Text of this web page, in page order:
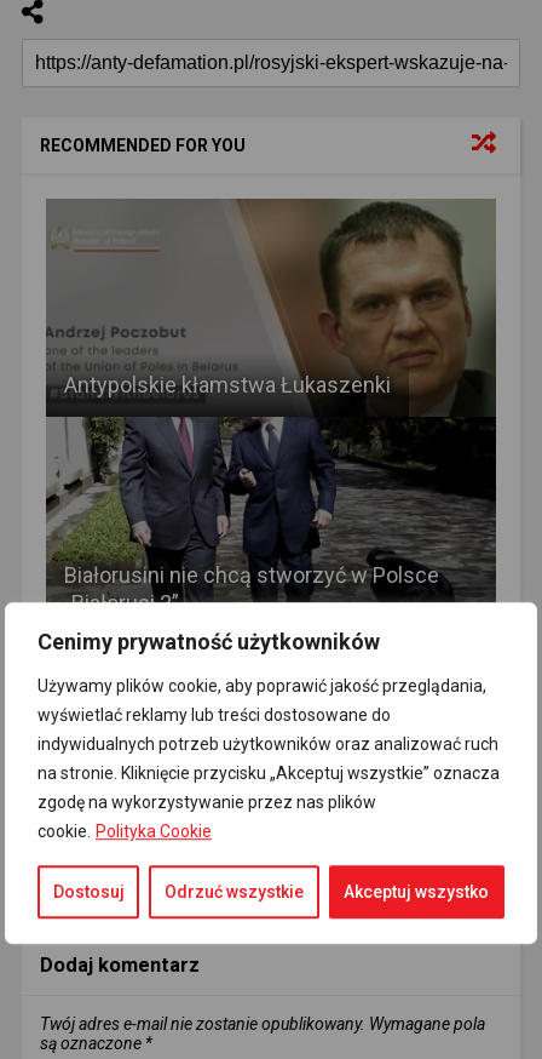
Cenimy prywatność użytkowników
Używamy plików cookie, aby poprawić jakość przeglądania,
wyświetlać reklamy lub treści dostosowane do
indywidualnych potrzeb użytkowników oraz analizować ruch
na stronie. Kliknięcie przycisku „Akceptuj wszystkie” oznacza
zgodę na wykorzystywanie przez nas plików
cookie.
Polityka Cookie
Dostosuj Odrzuć wszystkie Akceptuj wszystko
RECOMMENDED FOR YOU
Antypolskie kłamstwa Łukaszenki
Białorusini nie chcą stworzyć w Polsce
„Białorusi 2”
Newer Post
Policja wyjaśnia, poseł od
Brauna nie przyjmuje tego
do wiadomości
Older Post
Nie tylko Rosja nas atakuje
COMMENTS
WORDPRESS:0 FACEBOOK: DISQUS:
Dodaj komentarz
Twój adres e-mail nie zostanie opublikowany. Wymagane pola
są oznaczone *